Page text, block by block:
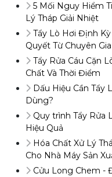
5 Mối Nguy Hiểm
Lý Tháp Giải Nhiệt
Tẩy Lò Hơi Định Kỳ
Quyết Từ Chuyên Gia
Tẩy Rửa Cáu Cặn
Chất Và Thời Điểm
Dấu Hiệu Cần Tẩy
Dùng?
Quy trình Tẩy Rửa
Hiệu Quả
Hóa Chất Xử Lý
Cho Nhà Máy Sản
Cửu Long Chem -